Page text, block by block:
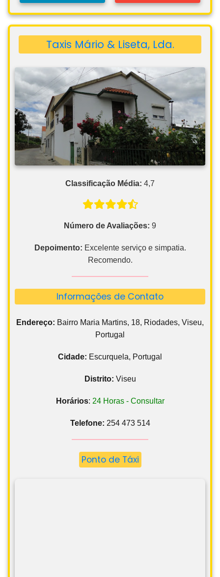
Taxis Mário & Liseta, Lda.
Classificação Média: 4,7
Número de Avaliações: 9
Depoimento: Excelente serviço e simpatia.
Recomendo.
Informações de Contato
Endereço: Bairro Maria Martins, 18, Riodades, Viseu,
Portugal
Cidade: Escurquela, Portugal
Distrito: Viseu
Horários: 24 Horas - Consultar
Telefone: 254 473 514
Ponto de Táxi